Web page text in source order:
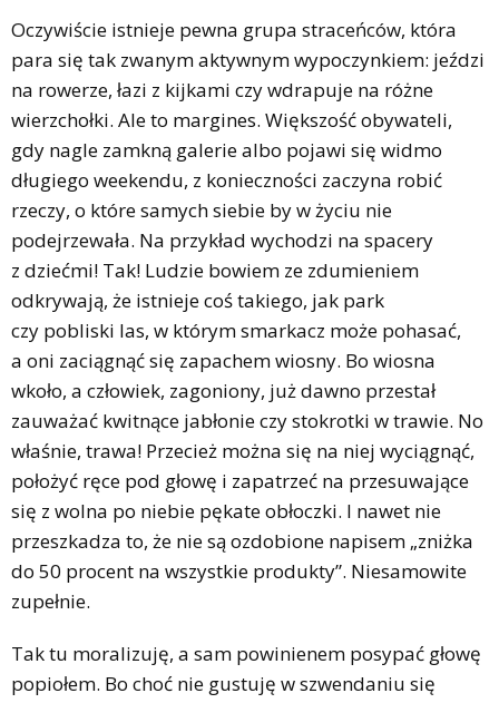
Oczywiście istnieje pewna grupa straceńców, która
para się tak zwanym aktywnym wypoczynkiem: jeździ
na rowerze, łazi z kijkami czy wdrapuje na różne
wierzchołki. Ale to margines. Większość obywateli,
gdy nagle zamkną galerie albo pojawi się widmo
długiego weekendu, z konieczności zaczyna robić
rzeczy, o które samych siebie by w życiu nie
podejrzewała. Na przykład wychodzi na spacery
z dziećmi! Tak! Ludzie bowiem ze zdumieniem
odkrywają, że istnieje coś takiego, jak park
czy pobliski las, w którym smarkacz może pohasać,
a oni zaciągnąć się zapachem wiosny. Bo wiosna
wkoło, a człowiek, zagoniony, już dawno przestał
zauważać kwitnące jabłonie czy stokrotki w trawie. No
właśnie, trawa! Przecież można się na niej wyciągnąć,
położyć ręce pod głowę i zapatrzeć na przesuwające
się z wolna po niebie pękate obłoczki. I nawet nie
przeszkadza to, że nie są ozdobione napisem „zniżka
do 50 procent na wszystkie produkty”. Niesamowite
zupełnie.
Tak tu moralizuję, a sam powinienem posypać głowę
popiołem. Bo choć nie gustuję w szwendaniu się